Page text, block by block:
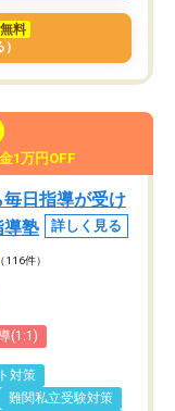
無料
1万円OFF
日指導が受け
導塾
詳しく見る
（116件）
(1:1)
対策
難関私立受験対策